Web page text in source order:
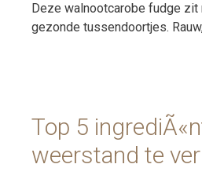
Deze walnootcarobe fudge
gezonde tussendoortjes.
Top 5
weerstand te